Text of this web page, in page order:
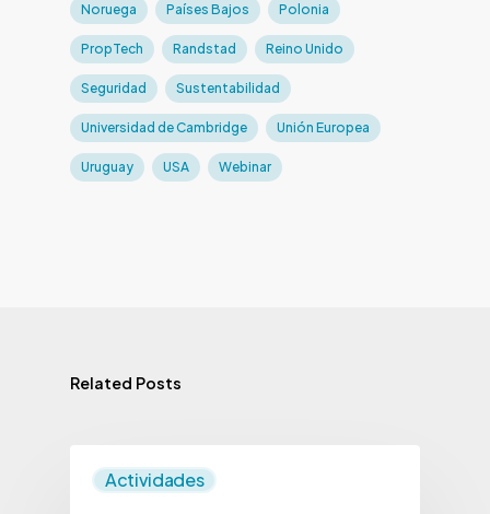
Noruega Países Bajos Polonia
PropTech Randstad Reino Unido
Seguridad Sustentabilidad
Universidad de Cambridge Unión Europea
Uruguay USA Webinar
Related Posts
Actividades